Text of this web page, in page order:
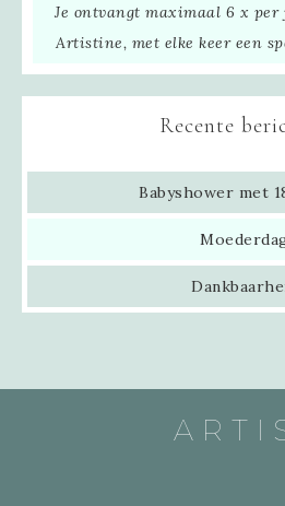
Je ontvangt maximaal 6 x
Artistine, met elke keer een
Recente
Babyshower met